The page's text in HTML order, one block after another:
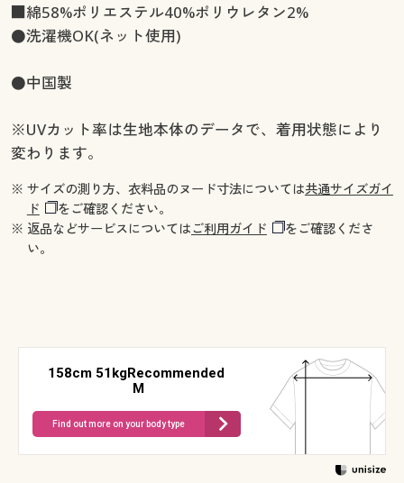
■綿58%ポリエステル40%ポリウレタン2%
●洗濯機OK(ネット使用)
●中国製
※UVカット率は生地本体のデータで、着用状態により
変わります。
※ サイズの測り方、衣料品のヌード寸法については共通サイズガイ
ド
をご確認ください。
※ 返品などサービスについてはご利用ガイド
をご確認くださ
い。
158cm 51kgRecommended
M
Find out more on your body type